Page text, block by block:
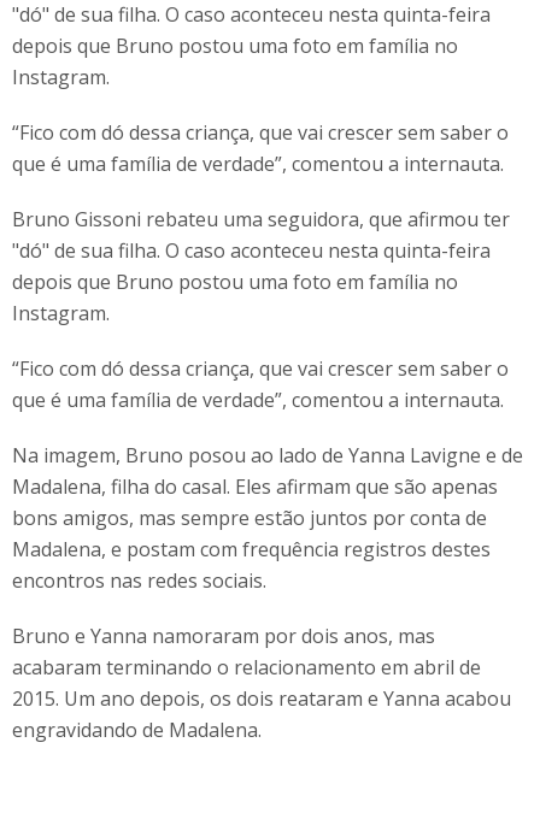
"dó" de sua filha. O caso aconteceu nesta quinta-feira
depois que Bruno postou uma foto em família no
Instagram.
“Fico com dó dessa criança, que vai crescer sem saber o
que é uma família de verdade”, comentou a internauta.
Bruno Gissoni rebateu uma seguidora, que afirmou ter
"dó" de sua filha. O caso aconteceu nesta quinta-feira
depois que Bruno postou uma foto em família no
Instagram.
“Fico com dó dessa criança, que vai crescer sem saber o
que é uma família de verdade”, comentou a internauta.
Na imagem, Bruno posou ao lado de Yanna Lavigne e de
Madalena, filha do casal. Eles afirmam que são apenas
bons amigos, mas sempre estão juntos por conta de
Madalena, e postam com frequência registros destes
encontros nas redes sociais.
Bruno e Yanna namoraram por dois anos, mas
acabaram terminando o relacionamento em abril de
2015. Um ano depois, os dois reataram e Yanna acabou
engravidando de Madalena.